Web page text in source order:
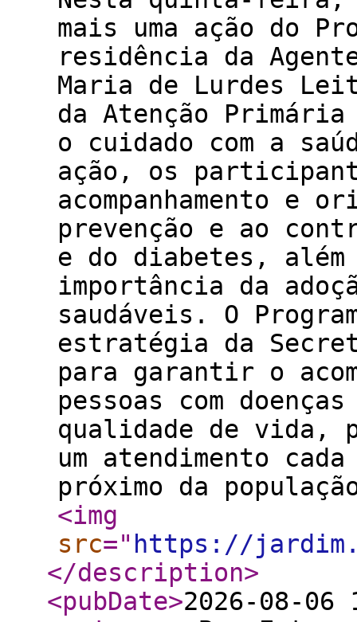
mais uma ação do
residência da
Maria de Lurdes
da Atenção
o cuidado com a
ação, os
acompanhamento e
prevenção e ao
e do diabetes, além
importância da
saudáveis. O
estratégia da
para garantir o
pessoas com
qualidade de vida,
um atendimento
próximo da
<img
src=" https://
</description>
<pubDate>2026-08-06